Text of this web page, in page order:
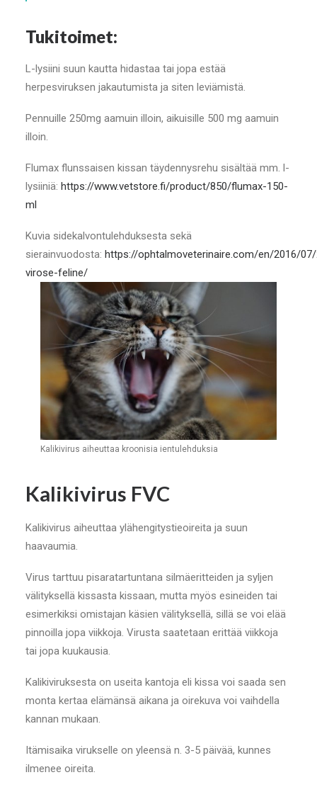
Tukitoimet:
L-lysiini suun kautta hidastaa tai jopa estää
herpesviruksen jakautumista ja siten leviämistä.
Pennuille 250mg aamuin illoin, aikuisille 500 mg aamuin
illoin.
Flumax flunssaisen kissan täydennysrehu sisältää mm. l-
lysiiniä: https://www.vetstore.fi/product/850/flumax-150-
ml
Kuvia sidekalvontulehduksesta sekä
sierainvuodosta: https://ophtalmoveterinaire.com/en/2016/
virose-feline/
Kalikivirus aiheuttaa kroonisia ientulehduksia
Kalikivirus FVC
Kalikivirus aiheuttaa ylähengitystieoireita ja suun
haavaumia.
Virus tarttuu pisaratartuntana silmäeritteiden ja syljen
välityksellä kissasta kissaan, mutta myös esineiden tai
esimerkiksi omistajan käsien välityksellä, sillä se voi elää
pinnoilla jopa viikkoja. Virusta saatetaan erittää viikkoja
tai jopa kuukausia.
Kalikiviruksesta on useita kantoja eli kissa voi saada sen
monta kertaa elämänsä aikana ja oirekuva voi vaihdella
kannan mukaan.
Itämisaika virukselle on yleensä n. 3-5 päivää, kunnes
ilmenee oireita.